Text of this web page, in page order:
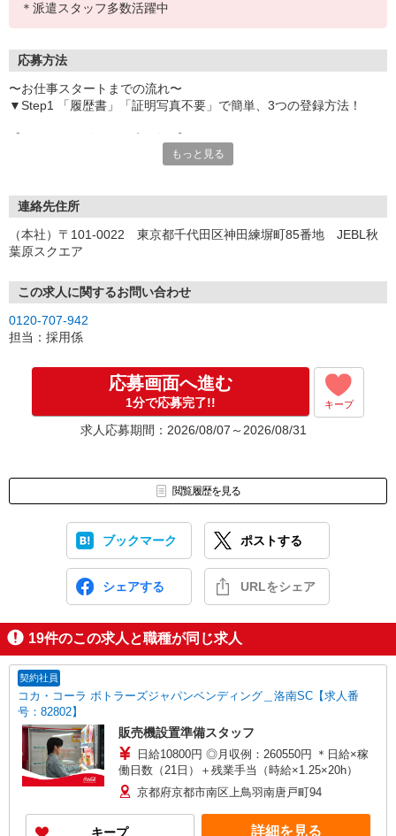
＊派遣スタッフ多数活躍中
応募方法
〜お仕事スタートまでの流れ〜
▼Step1 「履歴書」「証明写真不要」で簡単、3つの登録方法！
いつでも好きな時間に登録OK
受付時間/平日9:00〜19:00
【来場登録（目安1時間30分）】
▼Step2 全国にあるお仕事の中から、あなたにピッタリのお仕事を
ご案内
▼Step3 就業前に職場見学で気になる事はしっかりチェック！
応募⇒最短で2日後からの勤務も可能です！
もっと見る
連絡先住所
（本社）〒101-0022 東京都千代田区神田練塀町85番地 JEBL秋
葉原スクエア
この求人に関するお問い合わせ
0120-707-942
担当：採用係
応募画面へ進む
1分で応募完了!! キープ
求人応募期間：2026/08/07～2026/08/31
閲覧履歴を見る
ブックマーク ポストする
シェアする URLをシェア
19件のこの求人と職種が同じ求人
契約社員
コカ・コーラ ボトラーズジャパンベンディング＿洛南SC【求人番
号：82802】
販売機設置準備スタッフ
日給10800円 ◎月収例：260550円 ＊日給×稼
働日数（21日）＋残業手当（時給×1.25×20h）
京都府京都市南区上鳥羽南唐戸町94
キープ 詳細を見る